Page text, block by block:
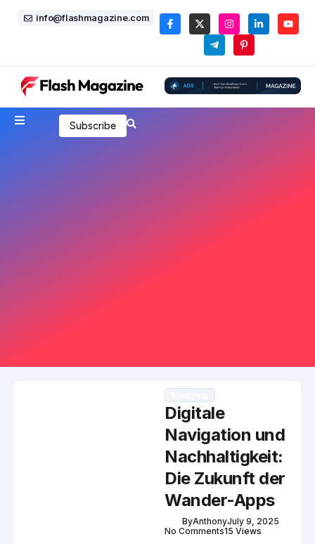
info@flashmagazine.com
Subscribe
Digitale
Navigation und
Nachhaltigkeit:
Die Zukunft der
Wander-Apps
ByAnthonyJuly 9, 2025
No Comments15 Views